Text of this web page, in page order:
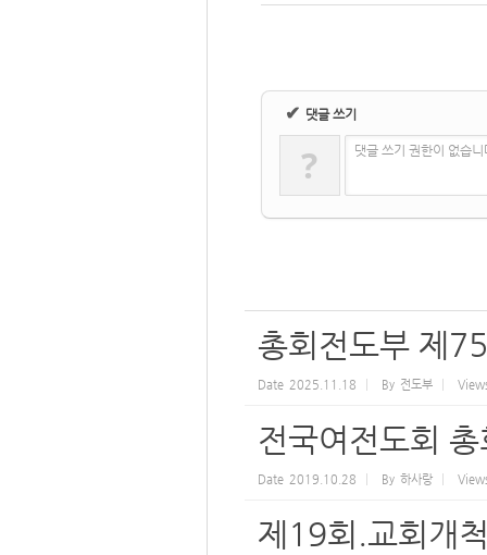
✔ 댓글 쓰기
? 댓글 쓰기 권한이 없습
총회전도부 제
Date 2025.11.18 By 전도부
전국여전도회
Date 2019.10.28 By 하사랑
제19회.교회개